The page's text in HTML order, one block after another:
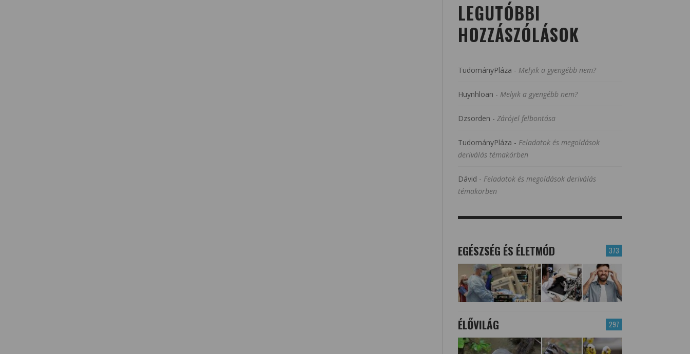
LEGUTÓBBI
HOZZÁSZÓLÁSOK
TudományPláza - Melyik a gyengébb nem?
Huynhloan - Melyik a gyengébb nem?
Dzsorden - Zárójel felbontása
TudományPláza - Feladatok és megoldások
deriválás témakörben
Dávid - Feladatok és megoldások deriválás
témakörben
373
EGÉSZSÉG ÉS ÉLETMÓD
297
ÉLŐVILÁG